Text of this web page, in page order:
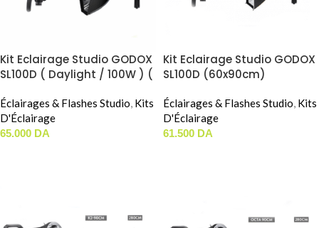
Kit Eclairage Studio GODOX
SL100D ( Daylight / 100W ) (
Éclairages & Flashes Studio, Kits
D'Éclairage
65.000 DA
Kit Eclairage Studio GODOX
SL100D (60x90cm)
Éclairages & Flashes Studio, Kits
D'Éclairage
61.500 DA